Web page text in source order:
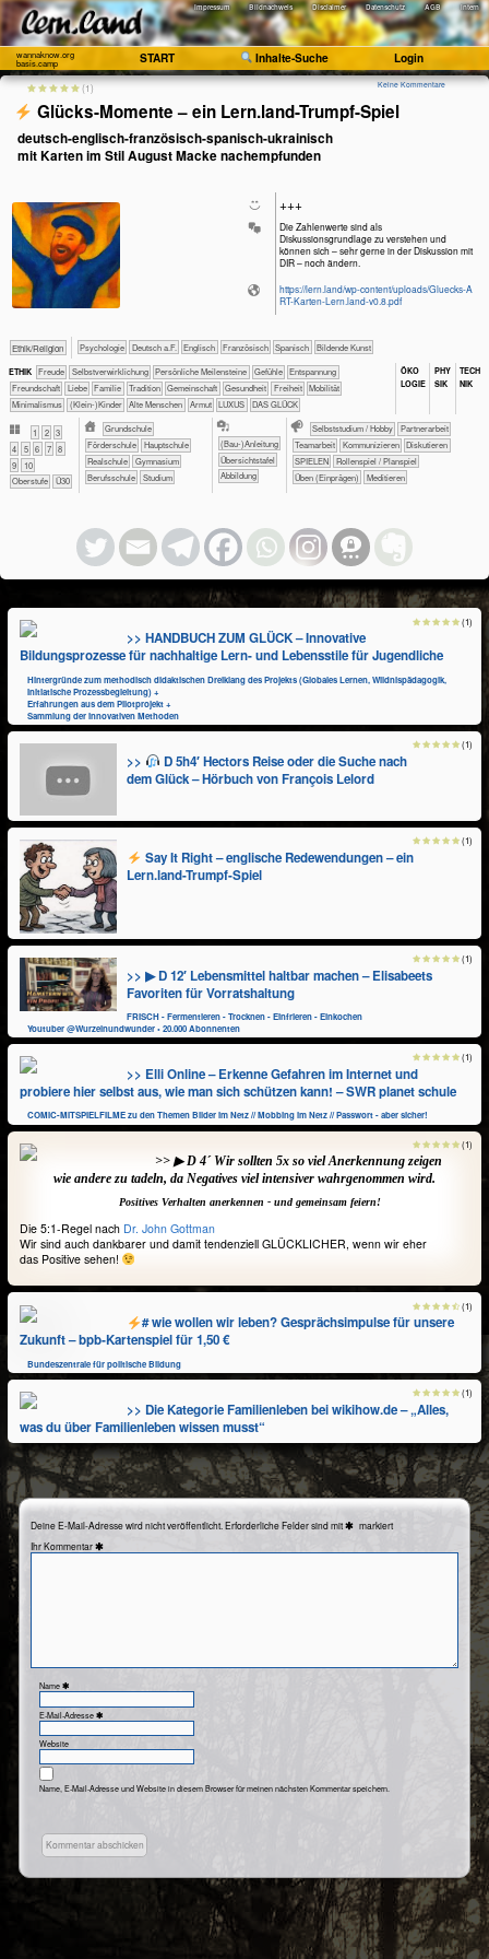
Impressum Bildnachweis Disclaimer Datenschutz AGB Intern
wannaknow.org
basis.camp START Inhalte-Suche Login
Glücks-Momente – ein Lern.land-Trumpf-Spiel
deutsch-englisch-französisch-spanisch-ukrainisch
mit Karten im Stil August Macke nachempfunden
+++
Die Zahlenwerte sind als
Diskussionsgrundlage zu verstehen und
können sich – sehr gerne in der Diskussion mit
DIR – noch ändern.
https://lern.land/wp-content/uploads/Gluecks-A
RT-Karten-Lern.land-v0.8.pdf
(1) Keine Kommentare
​​​​​​​​​​Ethik/​Religion ​​​​​​​​​​Psychologie ​​​Deutsch a.F. ​​​​Englisch ​​​​Französisch ​​​​Spanisch Bildende Kunst
ETHIK Freude ​​​​​​​​​​​​​​​​​​​​​​​​​​​​​​​​​​​​​​​​Selbst­verwirklichung Persönliche Meilensteine ​​​​​​​​​​​​​​​Gefühle ​​​​​​​​​​​​​Entspannung
​​​​​​​​​​​​Freundschaft
​​​​​​​​​​​​Liebe ​​​​​​​​​​​Familie ​​​​​​​​​​​Tradition ​​​​​​​​​​Gemeinschaft ​​​​​​Gesundheit ​​​Freiheit ​​​Mobilität
​​Minimalismus
(Klein-)Kinder Alte Menschen Armut LUXUS DAS GLÜCK
ÖKO​
LOGIE
PHY​
SIK
TECH​
NIK
​​1 ​​2 ​​3
​​4
​​5 ​​6 ​​7 ​​8
​​9
​10
Oberstufe
Ü30
​​​Grundschule
​​Förderschule
​​Hauptschule
​​Realschule
​Gymnasium
Berufsschule
Studium
(Bau-)Anleitung
Übersichtstafel
Abbildung
​​​​​​​​​​​​​​​​​​Selbststudium / Hobby
​​​​​​​​​​​​​​​​​Partnerarbeit
​​​​​​​​​​​​​​​​​​​​​​​​​​​​​​​​​​​​​​​​​​​​​​​​​​​​​​​​​​​​​​​​​​​​​​Teamarbeit
Kommunizieren ​​​​​​​​​​​​​​Diskutieren
​​​​​​​​​​​​SPIELEN
​​​​​​​​​​​Rollenspiel / Planspiel
​​​​​​Üben (Einprägen)
Meditieren
>> HANDBUCH ZUM GLÜCK – Innovative
Bildungsprozesse für nachhaltige Lern- und Lebensstile für Jugendliche
Hintergründe zum methodisch didaktischen Dreiklang des Projekts (Globales Lernen, Wildnispädagogik,
Initiatische Prozessbegleitung) +
Erfahrungen aus dem Pilotprojekt +
Sammlung der innovativen Methoden
(1)
>>
D 5h4′ Hectors Reise oder die Suche nach
dem Glück – Hörbuch von François Lelord
(1)
Say It Right – englische Redewendungen – ein
Lern.land-Trumpf-Spiel
(1)
>> ▶ D 12′ Lebensmittel haltbar machen – Elisabeets
Favoriten für Vorratshaltung
FRISCH - Fermentieren - Trocknen - Einfrieren - Einkochen
Youtuber @Wurzelnundwunder • 20.000 Abonnenten
(1)
>> Elli Online – Erkenne Gefahren im Internet und
probiere hier selbst aus, wie man sich schützen kann! – SWR planet schule
COMIC-MITSPIELFILME zu den Themen Bilder im Netz // Mobbing im Netz // Passwort - aber sicher!
(1)
>> ▶ D 4´ Wir sollten 5x so viel Anerkennung zeigen
wie andere zu tadeln, da Negatives viel intensiver wahrgenommen wird.
Positives Verhalten anerkennen - und gemeinsam feiern!
Die 5:1-Regel nach Dr. John Gottman
Wir sind auch dankbarer und damit tendenziell GLÜCKLICHER, wenn wir eher
das Positive sehen!
(1)
# wie wollen wir leben? Gesprächsimpulse für unsere
Zukunft – bpb‑Kartenspiel für 1,50 €
Bundeszentrale für politische Bildung
(1)
>> Die Kategorie Familienleben bei wikihow.de – „Alles,
was du über Familienleben wissen musst“
(1)
Deine E-Mail-Adresse wird nicht veröffentlicht. Erforderliche Felder sind mit
markiert
Kommentar
Name
E-Mail-Adresse
Website
Name, E-Mail-Adresse und Website in diesem Browser für meinen nächsten Kommentar speichern.